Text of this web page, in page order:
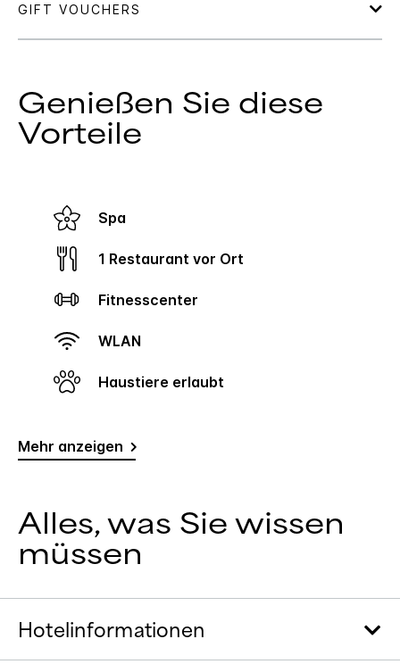
Genießen Sie diese
Vorteile
Spa
1 Restaurant vor Ort
Fitnesscenter
WLAN
Haustiere erlaubt
Mehr anzeigen
Alles, was Sie wissen
müssen
Hotelinformationen